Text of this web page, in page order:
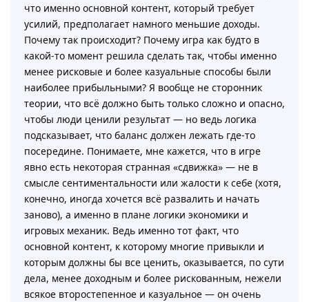
что именно основной контент, который требует
усилий, предполагает намного меньшие доходы.
Почему так происходит? Почему игра как будто в
какой-то момент решила сделать так, чтобы именно
менее рисковые и более казуальные способы были
наиболее прибыльными? Я вообще не сторонник
теории, что всё должно быть только сложно и опасно,
чтобы люди ценили результат — но ведь логика
подсказывает, что баланс должен лежать где-то
посередине. Понимаете, мне кажется, что в игре
явно есть некоторая странная «сдвижка» — не в
смысле сентиментальности или жалости к себе (хотя,
конечно, иногда хочется всё развалить и начать
заново), а именно в плане логики экономики и
игровых механик. Ведь именно тот факт, что
основной контент, к которому многие привыкли и
которым должны бы все ценить, оказывается, по сути
дела, менее доходным и более рискованным, нежели
всякое второстепенное и казуальное — он очень